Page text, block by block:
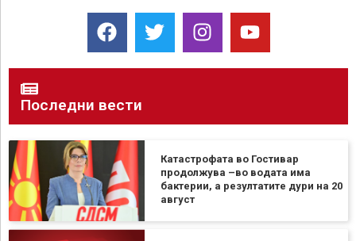
Последни вести
Катастрофата во Гостивар
продолжува –во водата има
бактерии, а резултатите дури на 20
август